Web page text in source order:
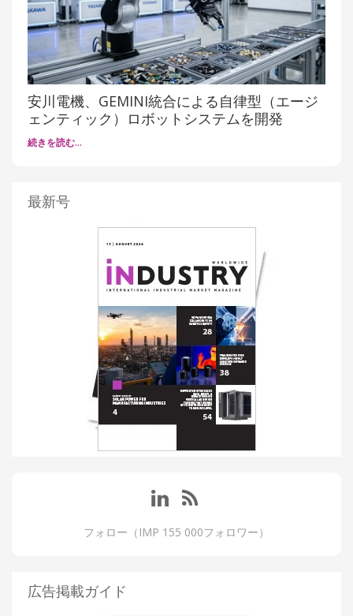
安川電機、GEMINI統合による自律型（エージ
ェンティック）ロボットシステムを開発
続きを読む…
最新号
フォロー（IMP 155 000フォロワー）
広告掲載ガイド